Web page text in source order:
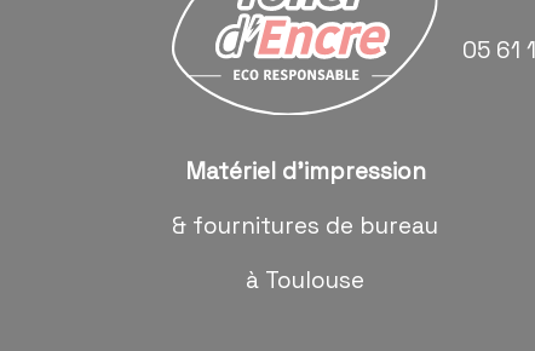
Matériel d'impression
& fournitures de bureau
à Toulouse
05 61